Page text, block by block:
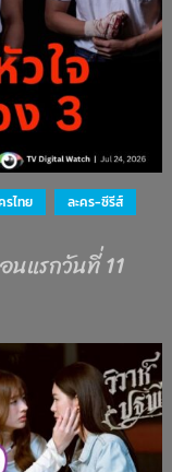
รไทย
ละคร-ซีรีส์
นแรกวันที่ 11